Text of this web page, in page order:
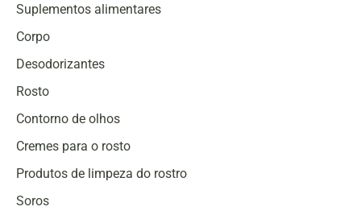
Suplementos alimentares
Corpo
Desodorizantes
Rosto
Contorno de olhos
Cremes para o rosto
Produtos de limpeza do rostro
Soros